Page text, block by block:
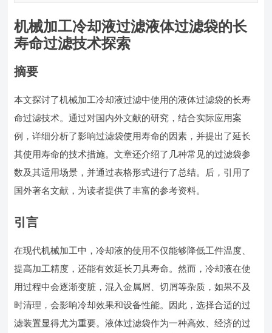
机械加工冷却液过滤液体过滤袋的长
寿命过滤技术探索
摘要
本文探讨了机械加工冷却液过滤中使用的液体过滤袋的长寿
命过滤技术。通过对国内外文献的研究，结合实际应用案
例，详细分析了影响过滤袋使用寿命的因素，并提出了延长
其使用寿命的技术措施。文章还介绍了几种常见的过滤袋参
数及其适用场景，并通过表格形式进行了总结。后，引用了
国外著名文献，为读者提供了丰富的参考资料。
引言
在现代机械加工中，冷却液的使用不仅能够降低工件温度、
提高加工精度，还能有效延长刀具寿命。然而，冷却液在使
用过程中会逐渐变脏，混入金属屑、切屑等杂质，如果不及
时清理，会影响冷却效果和设备性能。因此，选择合适的过
滤装置显得尤为重要。液体过滤袋作为一种高效、经济的过